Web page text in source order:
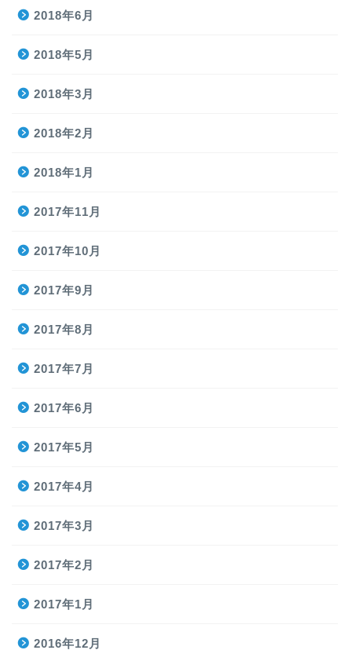
2018年6月
2018年5月
2018年3月
2018年2月
2018年1月
2017年11月
2017年10月
2017年9月
2017年8月
2017年7月
2017年6月
2017年5月
2017年4月
2017年3月
2017年2月
2017年1月
2016年12月